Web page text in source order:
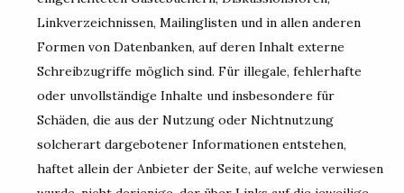
Linkverzeichnissen, Mailinglisten und in allen anderen
Formen von Datenbanken, auf deren Inhalt externe
Schreibzugriffe möglich sind. Für illegale, fehlerhafte
oder unvollständige Inhalte und insbesondere für
Schäden, die aus der Nutzung oder Nichtnutzung
solcherart dargebotener Informationen entstehen,
haftet allein der Anbieter der Seite, auf welche verwiesen